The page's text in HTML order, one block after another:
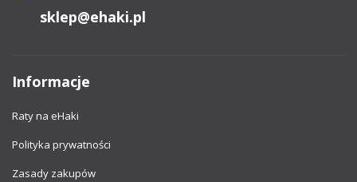
sklep@ehaki.pl
Informacje
Raty na eHaki
Polityka prywatności
Zasady zakupów